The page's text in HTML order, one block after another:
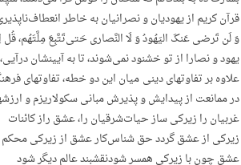
قرآن‌ کریم‌ از یهودیان‌ و نصرانیان‌ به‌ خاطر
وَ‌ لَن‌ تَرضی‌ عَنکَ‌ الیَهُودُ‌ وَ‌ لَا النَّصار‌ی‌ حَتی‌تَتَّبِعَ‌ مِلَّتَهُم، قُل‌
یهود و نصارا از تو خشنود نمی‌شوند، تا به‌ آیینشان‌
علاوه‌ بر تفاوتهای‌ دینی‌ میان‌ این‌ دو خطه، تفاوتهای‌
در ممانعت‌ از پیدایش‌ و پذیرش‌ مبانی‌ سکولاریزم‌ و
غربیان‌ را زیرکی‌ ساز حیات‌شرقیان‌ را، عشق‌ راز کائنات‌
زیرکی‌ از عشق‌ گردد حق‌ شناس‌کار عشق‌ از زیرکی‌
عشق‌ چون‌ با زیرکی‌ همسر شودنقشبند عالم‌ دیگر شود